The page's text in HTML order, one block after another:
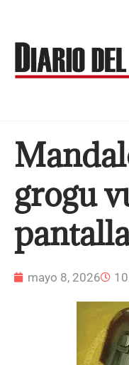
contenido
grogu
mayo 8, 2026